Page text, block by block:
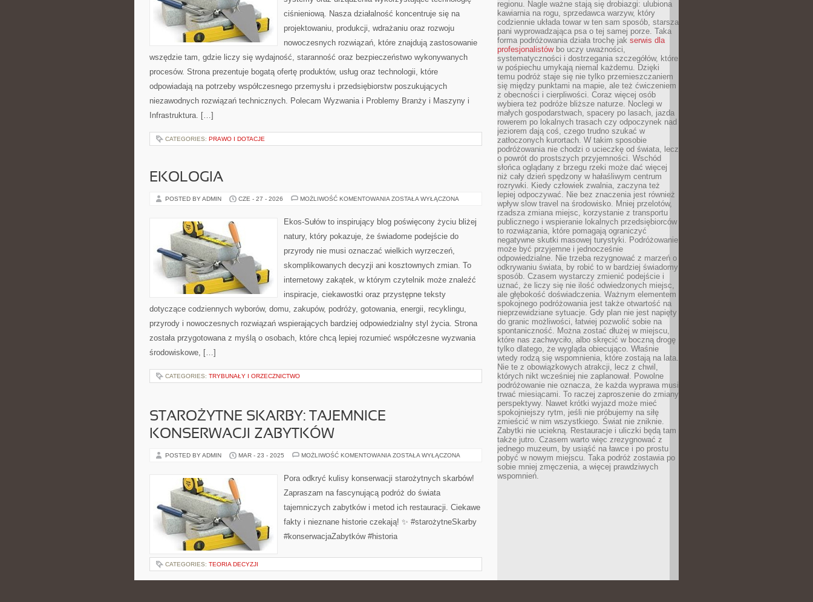
ciśnieniową. Nasza działalność koncentruje się na
projektowaniu, produkcji, wdrażaniu oraz rozwoju
nowoczesnych rozwiązań, które znajdują zastosowanie
wszędzie tam, gdzie liczy się wydajność, staranność oraz bezpieczeństwo wykonywanych
procesów. Strona prezentuje bogatą ofertę produktów, usług oraz technologii, które
odpowiadają na potrzeby współczesnego przemysłu i przedsiębiorstw poszukujących
niezawodnych rozwiązań technicznych. Polecam Wyzwania i Problemy Branży i Maszyny i
Infrastruktura. […]
CATEGORIES: PRAWO I DOTACJE
EKOLOGIA
POSTED BY ADMIN CZE - 27 - 2026 MOŻLIWOŚĆ KOMENTOWANIA EKOLOGIA
ZOSTAŁA WYŁĄCZONA
Ekos-Sułów to inspirujący blog poświęcony życiu bliżej
natury, który pokazuje, że świadome podejście do
przyrody nie musi oznaczać wielkich wyrzeczeń,
skomplikowanych decyzji ani kosztownych zmian. To
internetowy zakątek, w którym czytelnik może znaleźć
inspiracje, ciekawostki oraz przystępne teksty
dotyczące codziennych wyborów, domu, zakupów, podróży, gotowania, energii, recyklingu,
przyrody i nowoczesnych rozwiązań wspierających bardziej odpowiedzialny styl życia. Strona
została przygotowana z myślą o osobach, które chcą lepiej rozumieć współczesne wyzwania
środowiskowe, […]
CATEGORIES: TRYBUNAŁY I ORZECZNICTWO
STAROŻYTNE SKARBY: TAJEMNICE
KONSERWACJI ZABYTKÓW
POSTED BY ADMIN MAR - 23 - 2025 MOŻLIWOŚĆ KOMENTOWANIA STAROŻYTNE
KONSERWACJI
ZABYTKÓW
ZOSTAŁA WYŁĄCZONA
Pora odkryć kulisy konserwacji starożytnych skarbów!
Zapraszam na fascynującą podróż do świata
tajemniczych zabytków i metod ich restauracji. Ciekawe
fakty i nieznane historie czekają! ✨ #starożytneSkarby
#konserwacjaZabytków #historia
CATEGORIES: TEORIA DECYZJI
regionu. Nagle ważne stają się drobiazgi: ulubiona
kawiarnia na rogu, sprzedawca warzyw, który
codziennie układa towar w ten sam sposób, starsza
pani wyprowadzająca psa o tej samej porze. Taka
forma podróżowania działa trochę jak serwis dla
profesjonalistówbo uczy uważności,
systematyczności i dostrzegania szczegółów, które
w pośpiechu umykają niemal każdemu. Dzięki
temu podróż staje się nie tylko przemieszczaniem
się między punktami na mapie, ale też ćwiczeniem
z obecności i cierpliwości. Coraz więcej osób
wybiera też podróże bliższe naturze. Noclegi w
małych gospodarstwach, spacery po lasach, jazda
rowerem po lokalnych trasach czy odpoczynek nad
jeziorem dają coś, czego trudno szukać w
zatłoczonych kurortach. W takim sposobie
podróżowania nie chodzi o ucieczkę od świata, lecz
o powrót do prostszych przyjemności. Wschód
słońca oglądany z brzegu rzeki może dać więcej
niż cały dzień spędzony w hałaśliwym centrum
rozrywki. Kiedy człowiek zwalnia, zaczyna też
lepiej odpoczywać. Nie bez znaczenia jest również
wpływ slow travel na środowisko. Mniej przelotów,
rzadsza zmiana miejsc, korzystanie z transportu
publicznego i wspieranie lokalnych przedsiębiorców
to rozwiązania, które pomagają ograniczyć
negatywne skutki masowej turystyki. Podróżowanie
może być przyjemne i jednocześnie
odpowiedzialne. Nie trzeba rezygnować z marzeń o
odkrywaniu świata, by robić to w bardziej świadomy
sposób. Czasem wystarczy zmienić podejście i
uznać, że liczy się nie ilość odwiedzonych miejsc,
ale głębokość doświadczenia. Ważnym elementem
spokojnego podróżowania jest także otwartość na
nieprzewidziane sytuacje. Gdy plan nie jest napięty
do granic możliwości, łatwiej pozwolić sobie na
spontaniczność. Można zostać dłużej w miejscu,
które nas zachwyciło, albo skręcić w boczną drogę
tylko dlatego, że wygląda obiecująco. Właśnie
wtedy rodzą się wspomnienia, które zostają na lata.
Nie te z obowiązkowych atrakcji, lecz z chwil,
których nikt wcześniej nie zaplanował. Powolne
podróżowanie nie oznacza, że każda wyprawa musi
trwać miesiącami. To raczej zaproszenie do zmiany
perspektywy. Nawet krótki wyjazd może mieć
spokojniejszy rytm, jeśli nie próbujemy na siłę
zmieścić w nim wszystkiego. Świat nie zniknie.
Zabytki nie uciekną. Restauracje i uliczki będą tam
także jutro. Czasem warto więc zrezygnować z
jednego muzeum, by usiąść na ławce i po prostu
pobyć w nowym miejscu. Taka podróż zostawia po
sobie mniej zmęczenia, a więcej prawdziwych
wspomnień.